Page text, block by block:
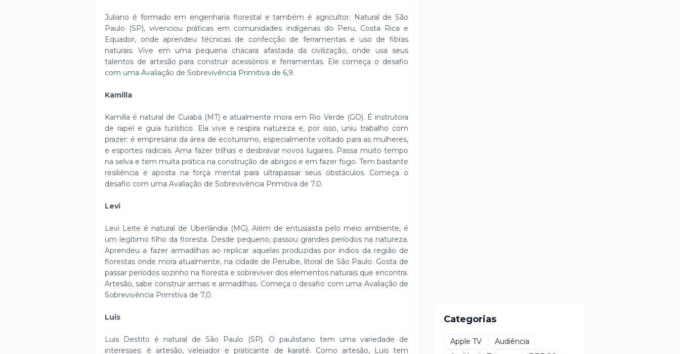
Juliano é formado em engenharia florestal e também é agricultor. Natural de São
Paulo (SP), vivenciou práticas em comunidades indígenas do Peru, Costa Rica e
Equador, onde aprendeu técnicas de confecção de ferramentas e uso de fibras
naturais. Vive em uma pequena chácara afastada da civilização, onde usa seus
talentos de artesão para construir acessórios e ferramentas. Ele começa o desafio
com uma Avaliação de Sobrevivência Primitiva de 6,9.
Kamilla
Kamilla é natural de Cuiabá (MT) e atualmente mora em Rio Verde (GO). É instrutora
de rapel e guia turístico. Ela vive e respira natureza e, por isso, uniu trabalho com
prazer: é empresária da área de ecoturismo, especialmente voltado para as mulheres,
e esportes radicais. Ama fazer trilhas e desbravar novos lugares. Passa muito tempo
na selva e tem muita prática na construção de abrigos e em fazer fogo. Tem bastante
resiliência e aposta na força mental para ultrapassar seus obstáculos. Começa o
desafio com uma Avaliação de Sobrevivência Primitiva de 7.0.
Levi
Levi Leite é natural de Uberlândia (MG). Além de entusiasta pelo meio ambiente, é
um legítimo filho da floresta. Desde pequeno, passou grandes períodos na natureza.
Aprendeu a fazer armadilhas ao replicar aquelas produzidas por índios da região de
florestas onde mora atualmente, na cidade de Peruíbe, litoral de São Paulo. Gosta de
passar períodos sozinho na floresta e sobreviver dos elementos naturais que encontra.
Artesão, sabe construir armas e armadilhas. Começa o desafio com uma Avaliação de
Sobrevivência Primitiva de 7,0.
Luis
Luis Destito é natural de São Paulo (SP). O paulistano tem uma variedade de
interesses: é artesão, velejador e praticante de karatê. Como artesão, Luis tem
Categorias
Apple TV
Audiência